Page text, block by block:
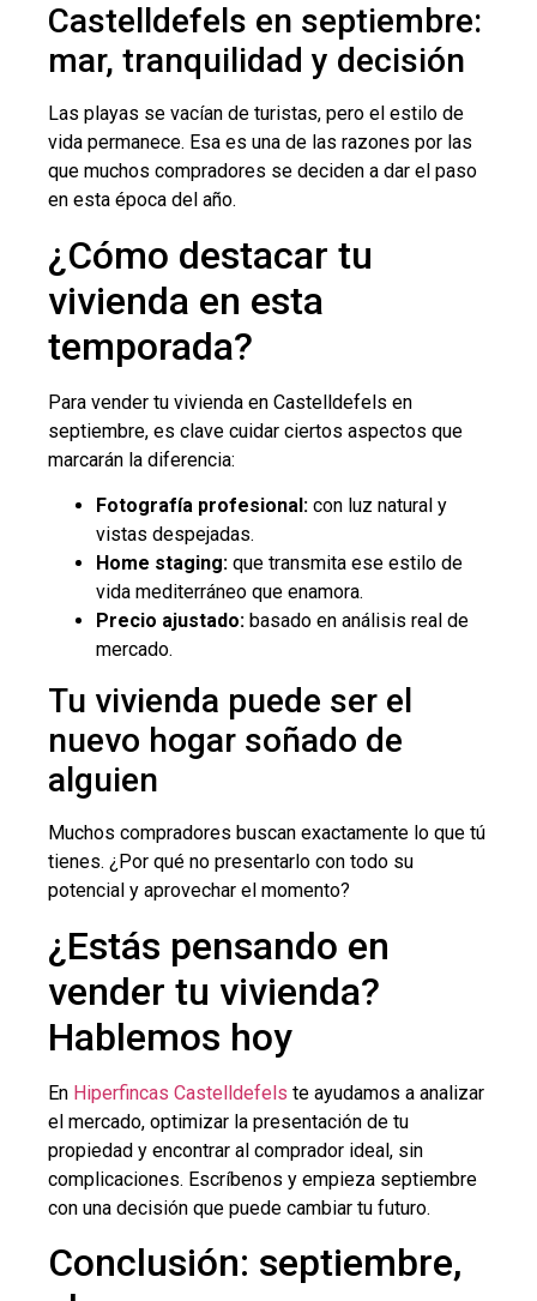
Castelldefels en septiembre:
mar, tranquilidad y decisión
Las playas se vacían de turistas, pero el estilo de
vida permanece. Esa es una de las razones por las
que muchos compradores se deciden a dar el paso
en esta época del año.
¿Cómo destacar tu
vivienda en esta
temporada?
Para vender tu vivienda en Castelldefels en
septiembre, es clave cuidar ciertos aspectos que
marcarán la diferencia:
Fotografía profesional: con luz natural y
vistas despejadas.
Home staging: que transmita ese estilo de
vida mediterráneo que enamora.
Precio ajustado: basado en análisis real de
mercado.
Tu vivienda puede ser el
nuevo hogar soñado de
alguien
Muchos compradores buscan exactamente lo que tú
tienes. ¿Por qué no presentarlo con todo su
potencial y aprovechar el momento?
¿Estás pensando en
vender tu vivienda?
Hablemos hoy
En Hiperfincas Castelldefels te ayudamos a analizar
el mercado, optimizar la presentación de tu
propiedad y encontrar al comprador ideal, sin
complicaciones. Escríbenos y empieza septiembre
con una decisión que puede cambiar tu futuro.
Conclusión: septiembre,